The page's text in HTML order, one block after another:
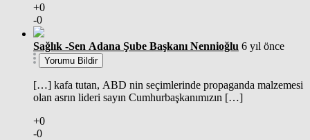
+0
-0
Sağlık -Sen Adana Şube Başkanı Nennioğlu 6 yıl önce
Yorumu Bildir
[…] kafa tutan, ABD nin seçimlerinde propaganda malzemesi
olan asrın lideri sayın Cumhurbaşkanımızın […]
+0
-0